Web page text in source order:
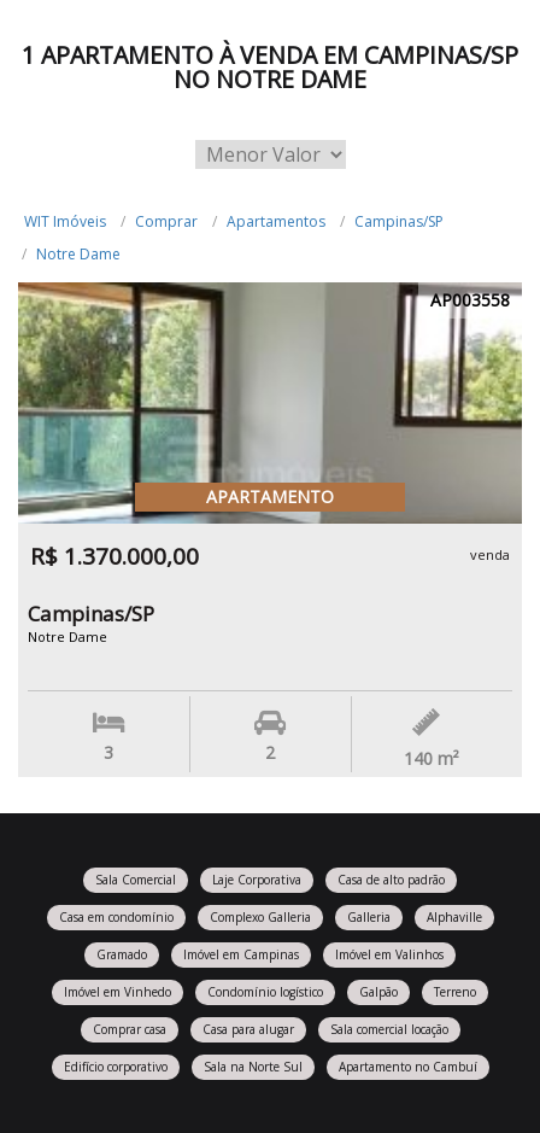
1 APARTAMENTO À VENDA EM CAMPINAS/SP
NO NOTRE DAME
WIT Imóveis Comprar Apartamentos
Campinas/SP
Notre Dame
AP003558
APARTAMENTO
R$ 1.370.000,00 venda
Campinas/SP
Notre Dame
3 2 140 m²
Sala Comercial Laje Corporativa Casa de alto padrão
Casa em condomínio Complexo Galleria Galleria Alphaville
Gramado Imóvel em Campinas Imóvel em Valinhos
Imóvel em Vinhedo Condomínio logístico Galpão Terreno
Comprar casa Casa para alugar Sala comercial locação
Edifício corporativo Sala na Norte Sul Apartamento no Cambuí